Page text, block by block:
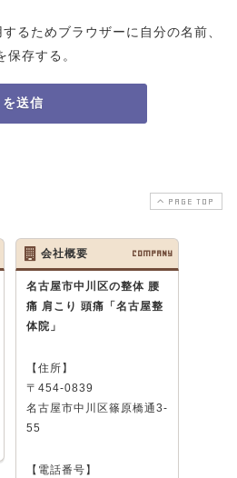
るためブラウザーに自分の名前、
保存する。
PAGE TOP
会社概要 COMPANY
名古屋市中川区の整体 腰
痛 肩こり 頭痛 「名古屋整
体院」
【住所】
〒454-0839
名古屋市中川区篠原橋通3-
55
【電話番号】